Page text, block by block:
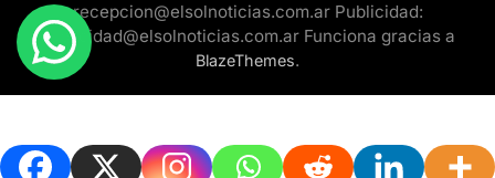
recepcion@elsolnoticias.com.ar Publicidad:
publicidad@elsolnoticias.com.ar Funciona gracias a
BlazeThemes.